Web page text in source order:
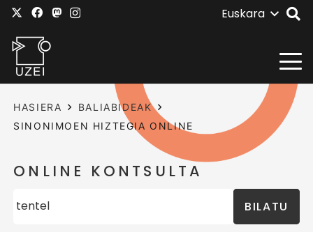
Euskara
HASIERA
BALIABIDEAK
SINONIMOEN HIZTEGIA ONLINE
ONLINE KONTSULTA
BILATU